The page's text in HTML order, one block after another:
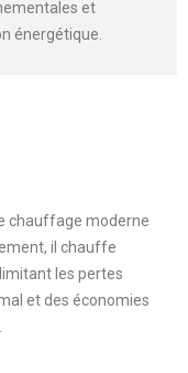
et
énergétique.
chauffage moderne
il chauffe
les pertes
et des économies